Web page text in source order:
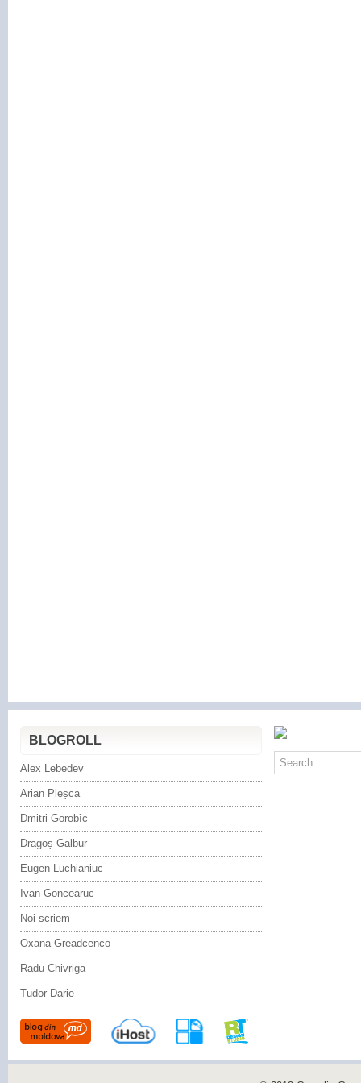
BLOGROLL
Alex Lebedev
Arian Pleșca
Dmitri Gorobîc
Dragoș Galbur
Eugen Luchianiuc
Ivan Goncearuc
Noi scriem
Oxana Greadcenco
Radu Chivriga
Tudor Darie